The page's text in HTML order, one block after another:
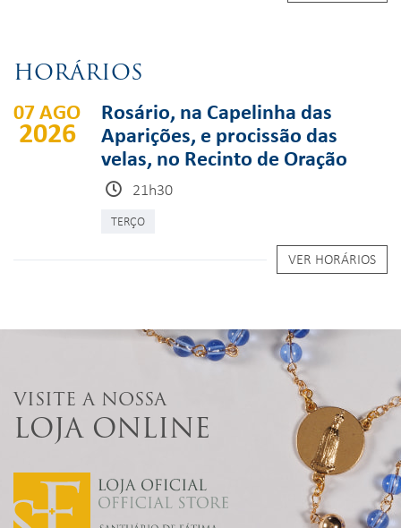
HORÁRIOS
07 AGO
2026
Rosário, na Capelinha das
Aparições, e procissão das
velas, no Recinto de Oração
21h30
TERÇO
VER HORÁRIOS
VISITE A NOSSA
LOJA ONLINE